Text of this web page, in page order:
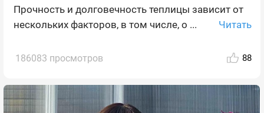
Прочность и долговечность теплицы зависит от
нескольких факторов, в том числе, о ...
Читать
186083 просмотров 88